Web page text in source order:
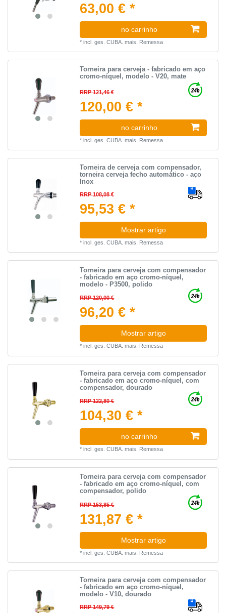
63,00 € *
no carrinho
*incl. ges. CUBA. mais. Remessa
Torneira para cerveja - fabricado em aço
cromo-níquel, modelo - V20, mate
RRP 121,46 €
120,00 € *
no carrinho
*incl. ges. CUBA. mais. Remessa
Torneira de cerveja com compensador,
torneira cerveja fecho automático - aço
Inox
RRP 108,08 €
95,53 € *
Mostrar artigo
*incl. ges. CUBA. mais. Remessa
Torneira para cerveja com compensador
- fabricado em aço cromo-níquel,
modelo - P3500, polido
RRP 120,00 €
96,20 € *
Mostrar artigo
*incl. ges. CUBA. mais. Remessa
Torneira para cerveja com compensador
- fabricado em aço cromo-níquel, com
compensador, dourado
RRP 122,80 €
104,30 € *
no carrinho
*incl. ges. CUBA. mais. Remessa
Torneira para cerveja com compensador
- fabricado em aço cromo-níquel, com
compensador, polido
RRP 153,85 €
131,87 € *
Mostrar artigo
*incl. ges. CUBA. mais. Remessa
Torneira para cerveja com compensador
- fabricado em aço cromo-níquel,
modelo - V10, dourado
RRP 149,79 €